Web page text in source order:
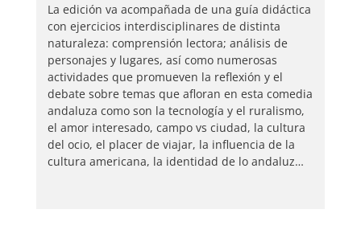
La edición va acompañada de una guía didáctica
con ejercicios interdisciplinares de distinta
naturaleza: comprensión lectora; análisis de
personajes y lugares, así como numerosas
actividades que promueven la reflexión y el
debate sobre temas que afloran en esta comedia
andaluza como son la tecnología y el ruralismo,
el amor interesado, campo vs ciudad, la cultura
del ocio, el placer de viajar, la influencia de la
cultura americana, la identidad de lo andaluz…